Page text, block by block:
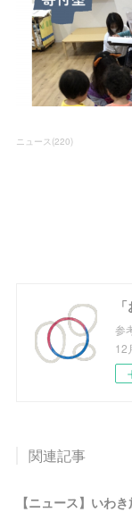
ニュース(220)
参
12
関連記事